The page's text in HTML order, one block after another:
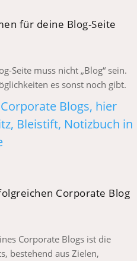
für deine Blog-Seite
Seite muss nicht „Blog“ sein.
es sonst noch gibt.
Corporate Blog
Corporate Blogs ist die
bestehend aus Zielen,